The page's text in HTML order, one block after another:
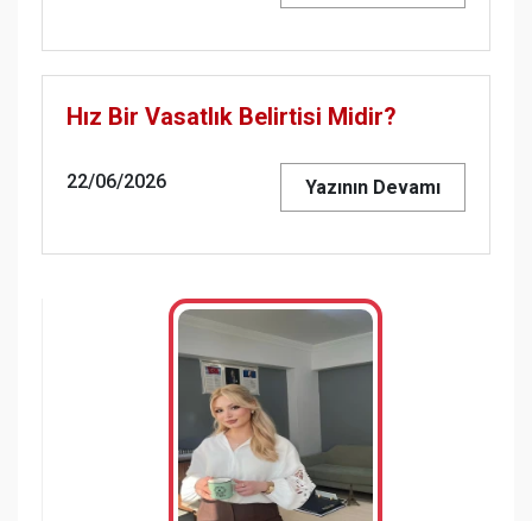
Hız Bir Vasatlık Belirtisi Midir?
22/06/2026 Yazının Devamı